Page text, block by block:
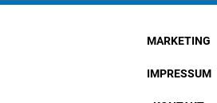
MARKETING
IMPRESSUM